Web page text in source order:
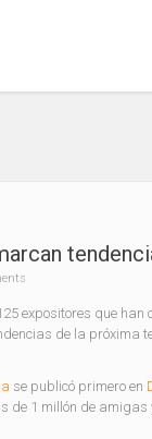
expositores que
de la próxima
se publicó primero en
de 1 millón de amigas